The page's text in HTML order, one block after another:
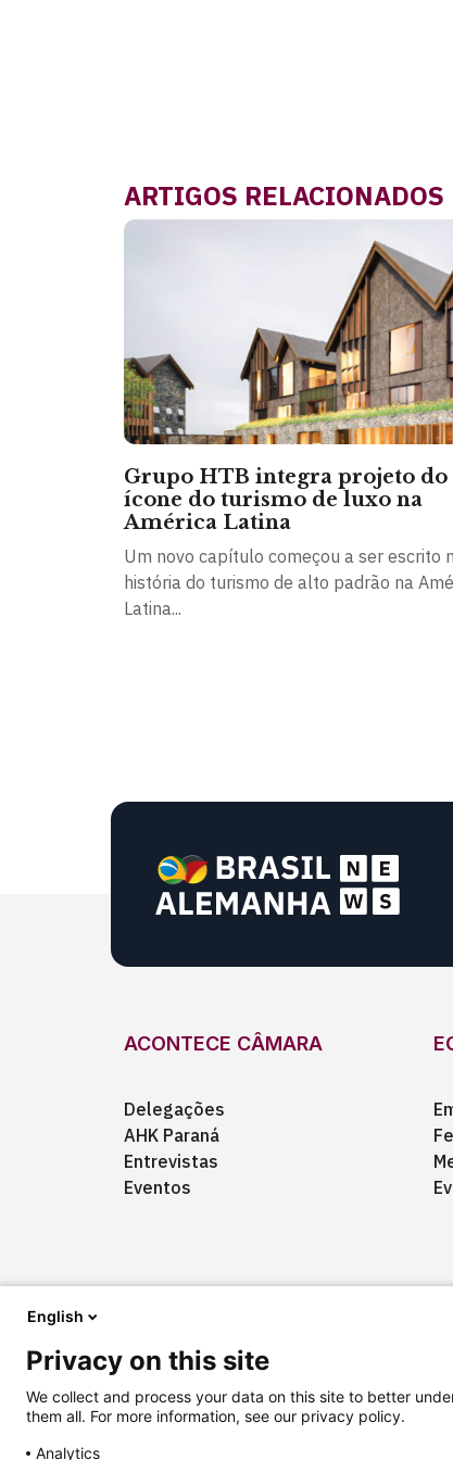
ARTIGOS RELACIONADOS
Grupo HTB integra projeto do
ícone do turismo de luxo na
América Latina
Um novo capítulo começou a ser escrito
história do turismo de alto padrão na
Latina...
ACONTECE CÂMARA
Delegações
AHK Paraná
Entrevistas
Eventos
Quem somosAnuncieFale conosco
English
Privacy on this site
We collect and process your data on this site to better
them all. For more information, see our privacy policy.
Analytics